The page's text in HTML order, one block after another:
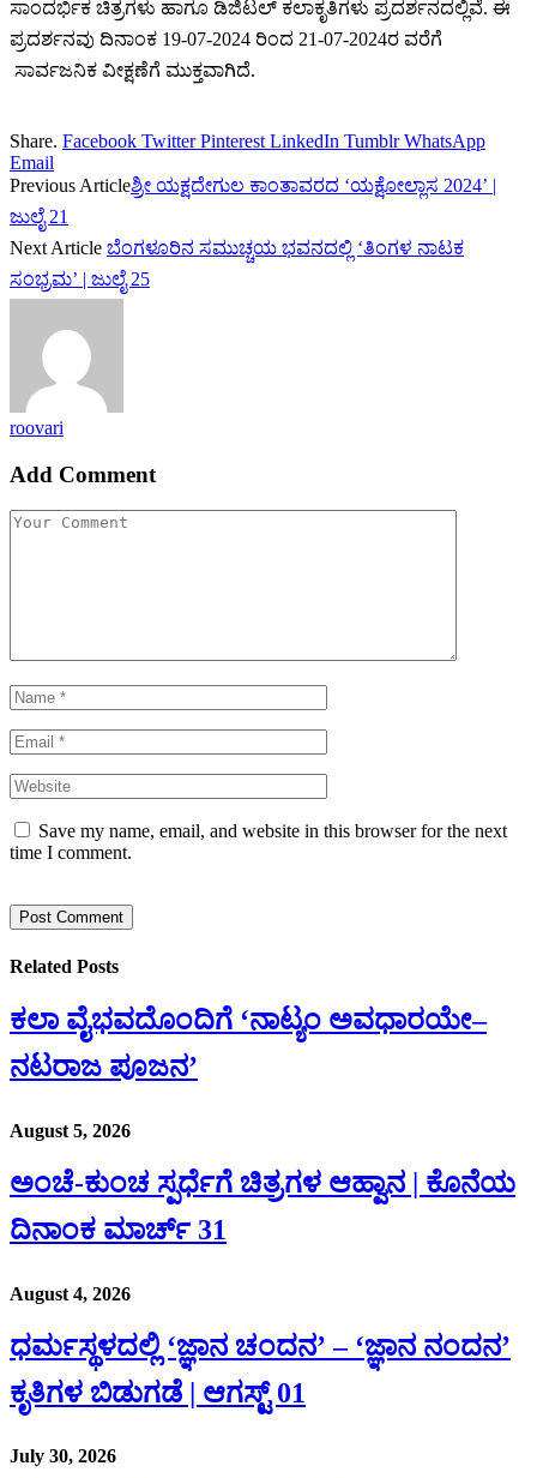
ಸಾಂದರ್ಭಿಕ ಚಿತ್ರಗಳು ಹಾಗೂ ಡಿಜಿಟಲ್ ಕಲಾಕೃತಿಗಳು ಪ್ರದರ್ಶನದಲ್ಲಿವೆ. ಈ
ಪ್ರದರ್ಶನವು ದಿನಾಂಕ 19-07-2024 ರಿಂದ 21-07-2024ರ ವರೆಗೆ
ಸಾರ್ವಜನಿಕ ವೀಕ್ಷಣೆಗೆ ಮುಕ್ತವಾಗಿದೆ.
Share. Facebook Twitter Pinterest LinkedIn Tumblr WhatsApp
Email
Previous Articleಶ್ರೀ ಯಕ್ಷದೇಗುಲ ಕಾಂತಾವರದ ‘ಯಕ್ಷೋಲ್ಲಾಸ 2024’ |
ಜುಲೈ 21
Next Article ಬೆಂಗಳೂರಿನ ಸಮುಚ್ಚಯ ಭವನದಲ್ಲಿ ‘ತಿಂಗಳ ನಾಟಕ
ಸಂಭ್ರಮ’ | ಜುಲೈ 25
roovari
Add Comment
Save my name, email, and website in this browser for the next
time I comment.
Related Posts
ಕಲಾ ವೈಭವದೊಂದಿಗೆ ‘ನಾಟ್ಯಂ ಅವಧಾರಯೇ–
ನಟರಾಜ ಪೂಜನ’
August 5, 2026
ಅಂಚೆ-ಕುಂಚ ಸ್ಪರ್ಧೆಗೆ ಚಿತ್ರಗಳ ಆಹ್ವಾನ | ಕೊನೆಯ
ದಿನಾಂಕ ಮಾರ್ಚ್ 31
August 4, 2026
ಧರ್ಮಸ್ಥಳದಲ್ಲಿ ‘ಜ್ಞಾನ ಚಂದನ’ – ‘ಜ್ಞಾನ ನಂದನ’
ಕೃತಿಗಳ ಬಿಡುಗಡೆ | ಆಗಸ್ಟ್ 01
July 30, 2026